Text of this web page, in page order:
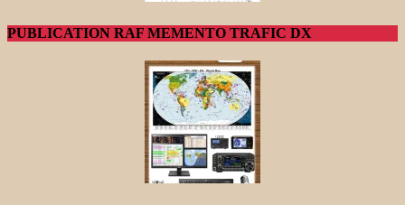
PUBLICATION RAF MEMENTO TRAFIC DX